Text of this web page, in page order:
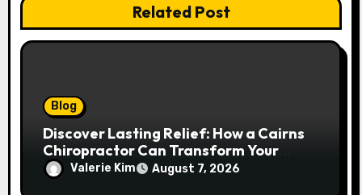
Related Post
Blog
Discover Lasting Relief: How a Cairns
Chiropractor Can Transform Your
Spinal Health
Valerie Kim August 7, 2026